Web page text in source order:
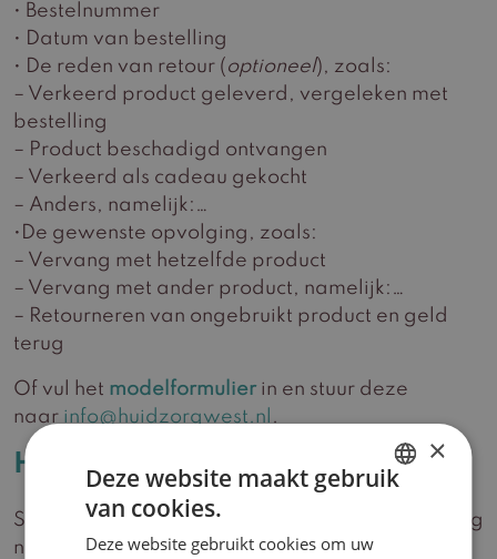
• Bestelnummer
• Datum van bestelling
• De reden van retour ( optioneel), zoals:
– Verkeerd product geleverd, vergeleken met
bestelling
– Product beschadigd ontvangen
– Verkeerd als cadeau gekocht
– Anders, namelijk:…
•De gewenste opvolging, zoals:
– Vervang met hetzelfde product
– Vervang met ander product, namelijk:…
– Retourneren van ongebruikt product en geld
terug
Of vul het modelformulier in en stuur deze
naar info@huidzorgwest.nl .
Het artikel terug sturen
Stuur het product in de originele verpakking terug
naar het volgende adres:
×
Deze website maakt gebruik
van cookies.
Deze website gebruikt cookies om uw